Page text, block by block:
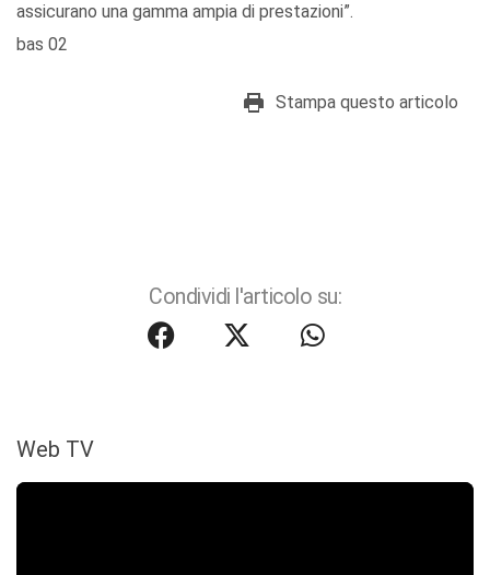
assicurano una gamma ampia di prestazioni”.
bas 02
Stampa questo articolo
Condividi l'articolo su:
Web TV